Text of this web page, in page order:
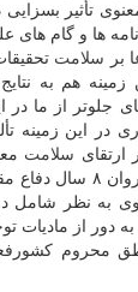
تأثیر بسزایی
ها و گام های
بر سلامت
زمینه هم به
جلوتر از ما در
در این زمینه
سلامت
مرندی با اشاره به
به نظر شامل
دور از مادیات
محروم